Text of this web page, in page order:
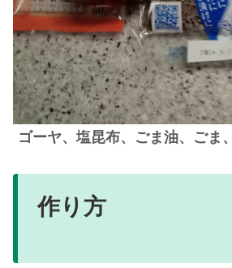
ゴーヤ、塩昆布、ごま油、ごま
作り方